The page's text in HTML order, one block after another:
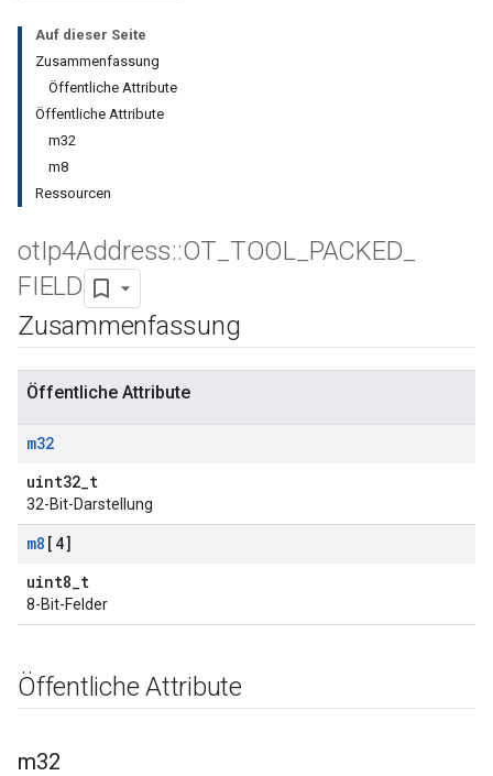
Auf dieser Seite
Zusammenfassung
Öffentliche Attribute
Öffentliche Attribute
m32
m8
Ressourcen
otIp4Address::OT TOOL PACKED
FIELD
Zusammenfassung
Öffentliche Attribute
m32
uint32_t
32-Bit-Darstellung
m8 [4]
uint8_t
8-Bit-Felder
Öffentliche Attribute
m32